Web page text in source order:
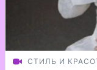
СТИЛЬ И